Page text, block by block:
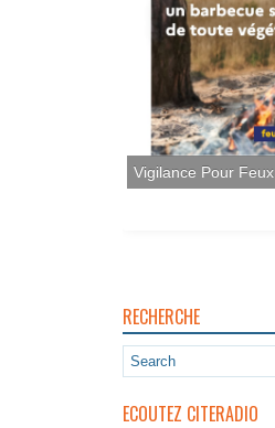
Vigilance Pour
RECHERCHE
ECOUTEZ CITERADIO